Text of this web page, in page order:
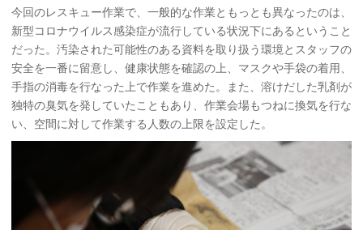
今回のレスキュー作業で、一般的な作業ともっとも異なったのは、
新型コロナウイルス感染症が流行している状況下にあるということ
だった。汚染された可能性のある資料を取り扱う環境とスタッフの
安全を一番に留意し、健康状態を確認の上、マスクや手袋の着用、
手指の消毒を行なった上で作業を進めた。また、溶けだした乳剤が
独特の臭気を発していたこともあり、作業会場もつねに換気を行な
い、空間に対して作業する人数の上限を設定した。